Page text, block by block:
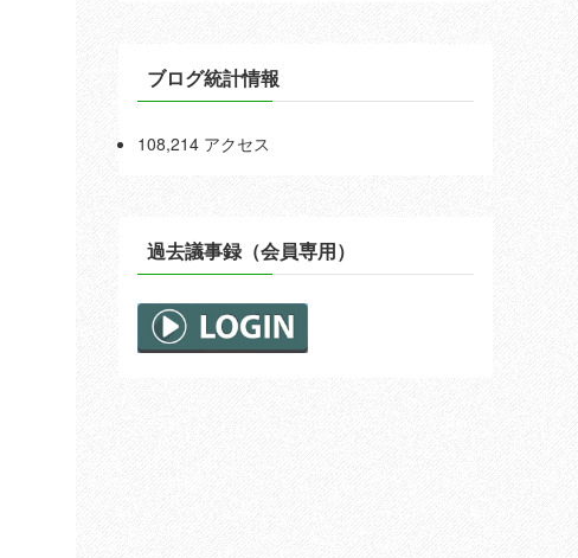
ブログ統計情報
108,214 アクセス
過去議事録（会員専用）